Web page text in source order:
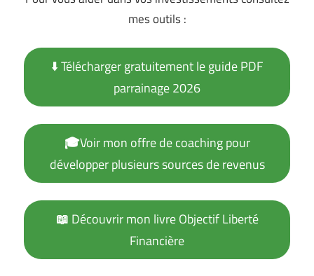
mes outils :
⬇️ Télécharger gratuitement le guide PDF
parrainage 2026
🎓Voir mon offre de coaching pour
développer plusieurs sources de revenus
📖 Découvrir mon livre Objectif Liberté
Financière